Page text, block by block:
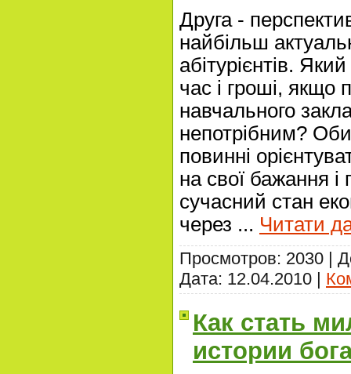
Друга -
найбільш
абітурієнтів.
час і гроші, якщо
навчального
непотрібним?
повинні
на свої бажання і
сучасний стан
через ... Читати
Просмотров: 2030 |
Дата: 12.04.2010 |
Как стать
истории